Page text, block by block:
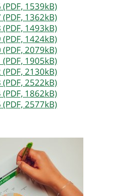
1539kB)
1362kB)
1493kB)
1424kB)
2079kB)
1905kB)
2130kB)
2522kB)
1862kB)
2577kB)